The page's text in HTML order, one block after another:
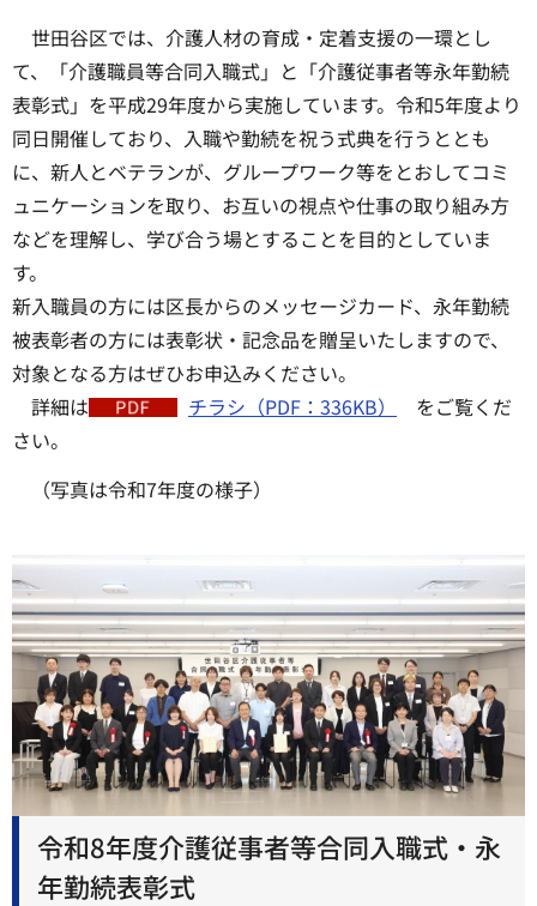
世田谷区では、介護人材の育成・定着支援の一環とし
て、「介護職員等合同入職式」と「介護従事者等永年勤続
表彰式」を平成29年度から実施しています。令和5年度より
同日開催しており、入職や勤続を祝う式典を行うととも
に、新人とベテランが、グループワーク等をとおしてコミ
ュニケーションを取り、お互いの視点や仕事の取り組み方
などを理解し、学び合う場とすることを目的としていま
す。
新入職員の方には区長からのメッセージカード、永年勤続
被表彰者の方には表彰状・記念品を贈呈いたしますので、
対象となる方はぜひお申込みください。
詳細は
チラシ（PDF：336KB）
をご覧くだ
さい。
（写真は令和7年度の様子）
令和8年度介護従事者等合同入職式・永
年勤続表彰式